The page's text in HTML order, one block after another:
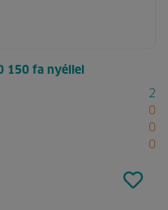
150 fa nyéllel
2
0
0
0